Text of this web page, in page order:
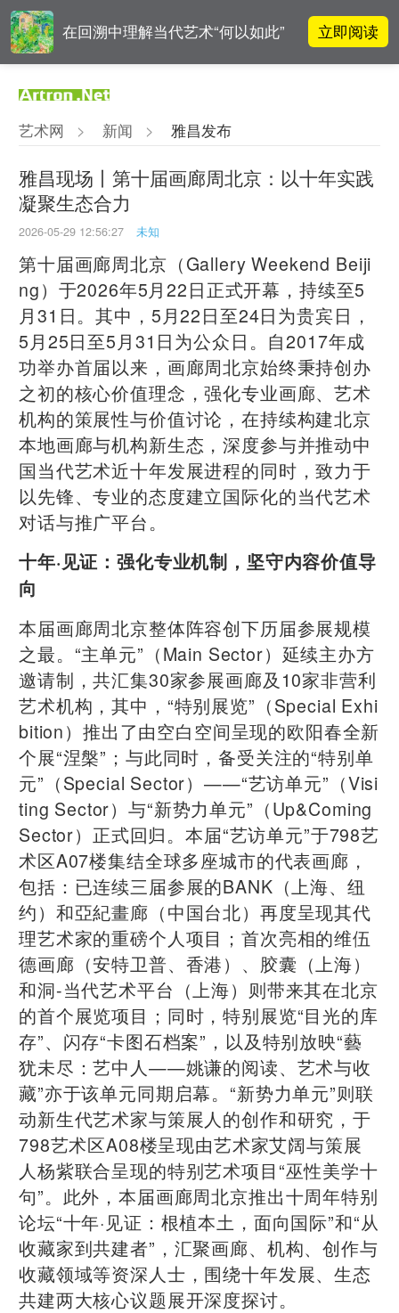
在回溯中理解当代艺术“何以如此” 立即阅读
破界与归真
对话 | 在开放和自由中确立艺术价
值
“纤维”提问2022：存在何“缓”？
艺术网 > 新闻 > 雅昌发布
雅昌现场丨第十届画廊周北京：以十年实践
凝聚生态合力
2026-05-29 12:56:27 未知
第十届画廊周北京（Gallery Weekend Beiji
ng）于2026年5月22日正式开幕，持续至5
月31日。其中，5月22日至24日为贵宾日，
5月25日至5月31日为公众日。自2017年成
功举办首届以来，画廊周北京始终秉持创办
之初的核心价值理念，强化专业画廊、艺术
机构的策展性与价值讨论，在持续构建北京
本地画廊与机构新生态，深度参与并推动中
国当代艺术近十年发展进程的同时，致力于
以先锋、专业的态度建立国际化的当代艺术
对话与推广平台。
十年·见证：强化专业机制，坚守内容价值导
向
本届画廊周北京整体阵容创下历届参展规模
之最。“主单元”（Main Sector）延续主办方
邀请制，共汇集30家参展画廊及10家非营利
艺术机构，其中，“特别展览”（Special Exhi
bition）推出了由空白空间呈现的欧阳春全新
个展“涅槃”；与此同时，备受关注的“特别单
元”（Special Sector）——“艺访单元”（Visi
ting Sector）与“新势力单元”（Up&Coming
Sector）正式回归。本届“艺访单元”于798艺
术区A07楼集结全球多座城市的代表画廊，
包括：已连续三届参展的BANK（上海、纽
约）和亞紀畫廊（中国台北）再度呈现其代
理艺术家的重磅个人项目；首次亮相的维伍
德画廊（安特卫普、香港）、胶囊（上海）
和洞-当代艺术平台（上海）则带来其在北京
的首个展览项目；同时，特别展览“目光的库
存”、闪存“卡图石档案”，以及特别放映“藝
犹未尽：艺中人——姚谦的阅读、艺术与收
藏”亦于该单元同期启幕。“新势力单元”则联
动新生代艺术家与策展人的创作和研究，于
798艺术区A08楼呈现由艺术家艾阔与策展
人杨紫联合呈现的特别艺术项目“巫性美学十
句”。此外，本届画廊周北京推出十周年特别
论坛“十年·见证：根植本土，面向国际”和“从
收藏家到共建者”，汇聚画廊、机构、创作与
收藏领域等资深人士，围绕十年发展、生态
共建两大核心议题展开深度探讨。